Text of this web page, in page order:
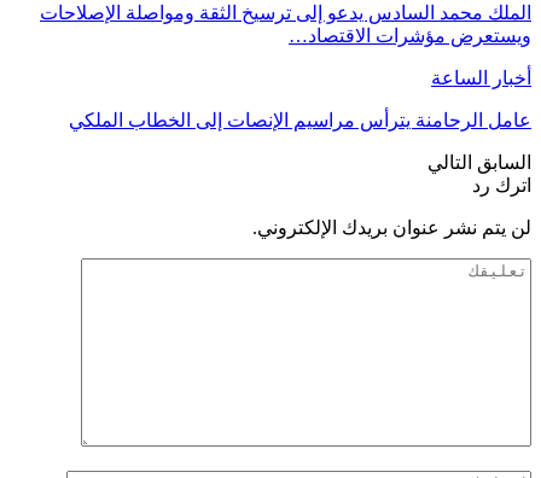
الملك محمد السادس يدعو إلى ترسيخ الثقة ومواصلة الإصلاحات
ويستعرض مؤشرات الاقتصاد…
أخبار الساعة
عامل الرحامنة يترأس مراسيم الإنصات إلى الخطاب الملكي
السابق التالي
اترك رد
لن يتم نشر عنوان بريدك الإلكتروني.